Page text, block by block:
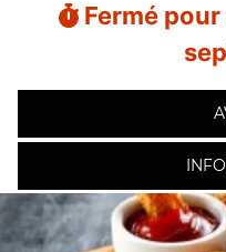
Fermé pour